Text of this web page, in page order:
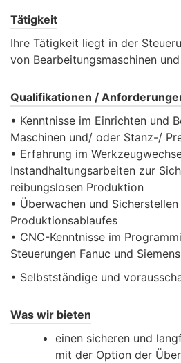
Tätigkeit
Ihre Tätigkeit liegt in der
von Bearbeitungsmaschinen
Qualifikationen /
• Kenntnisse im Einrichten und
Maschinen und/ oder Stanz-/
• Erfahrung im
Instandhaltungsarbeiten zur
reibungslosen Produktion
• Überwachen und
Produktionsablaufes
• CNC-Kenntnisse im
Steuerungen Fanuc und
• Selbstständige und
Was wir bieten
einen sicheren und
mit der Option der